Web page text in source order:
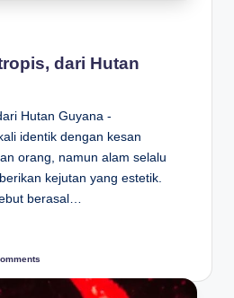
dari Hutan
Hutan Guyana -
identik dengan kesan
orang, namun alam selalu
kejutan yang estetik.
berasal…